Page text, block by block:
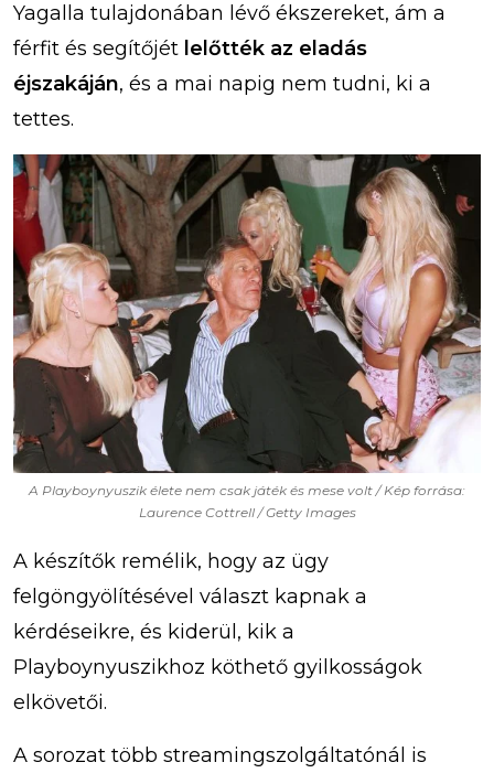
Yagalla tulajdonában lévő ékszereket, ám a
férfit és segítőjét lelőtték az eladás
éjszakáján, és a mai napig nem tudni, ki a
tettes.
A Playboynyuszik élete nem csak játék és mese volt / Kép forrása:
Laurence Cottrell / Getty Images
A készítők remélik, hogy az ügy
felgöngyölítésével választ kapnak a
kérdéseikre, és kiderül, kik a
Playboynyuszikhoz köthető gyilkosságok
elkövetői.
A sorozat több streamingszolgáltatónál is